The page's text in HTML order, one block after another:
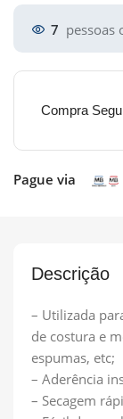
7 pessoas
Compra
Pague via
Descrição
– Utilizada
de costura e
espumas, etc;
– Aderência
– Secagem